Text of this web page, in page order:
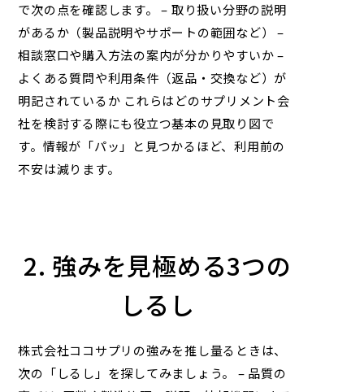
で次の点を確認します。 – 取り扱い分野の説明
があるか（製品説明やサポートの範囲など） –
相談窓口や購入方法の案内が分かりやすいか –
よくある質問や利用条件（返品・交換など）が
明記されているか これらはどのサプリメント会
社を検討する際にも役立つ基本の見取り図で
す。情報が「パッ」と見つかるほど、利用前の
不安は減ります。
2. 強みを見極める3つの
しるし
株式会社ココサプリ の強みを推し量るときは、
次の「しるし」を探してみましょう。 – 品質の